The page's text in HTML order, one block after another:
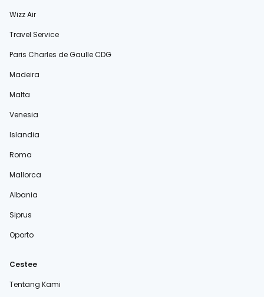
Wizz Air
Travel Service
Paris Charles de Gaulle CDG
Madeira
Malta
Venesia
Islandia
Roma
Mallorca
Albania
Siprus
Oporto
Cestee
Tentang Kami